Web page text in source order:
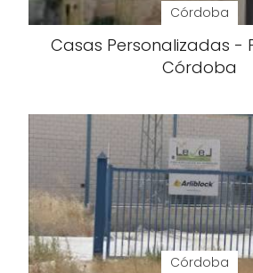
Córdoba
Casas Personalizadas -
Córdoba
Córdoba